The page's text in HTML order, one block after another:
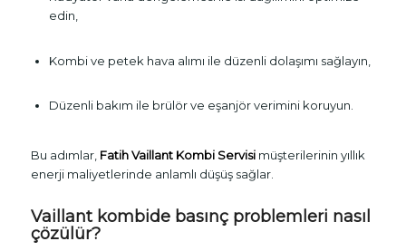
edin,
Kombi ve petek hava alımı ile düzenli dolaşımı sağlayın,
Düzenli bakım ile brülör ve eşanjör verimini koruyun.
Bu adımlar, Fatih Vaillant Kombi Servisimüşterilerinin yıllık
enerji maliyetlerinde anlamlı düşüş sağlar.
Vaillant kombide basınç problemleri nasıl
çözülür?